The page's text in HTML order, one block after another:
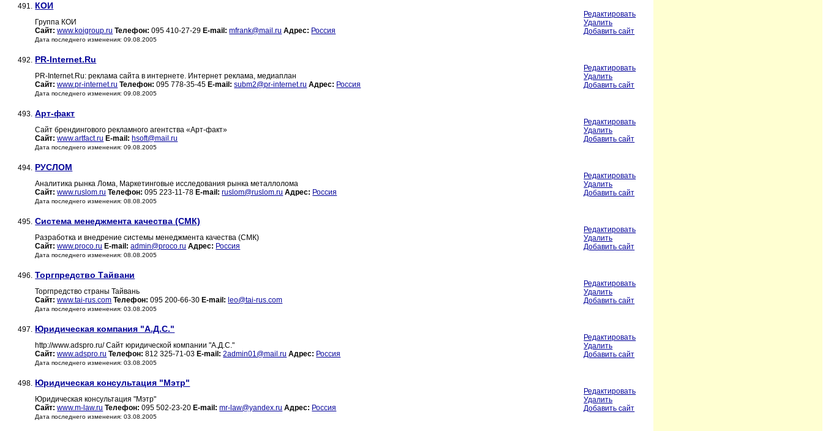
491. КОИ
Группа КОИ
Сайт: www.koigroup.ru Телефон: 095 410-27-29 E-mail: mfrank@mail.ru Адрес: Россия
Дата последнего изменения: 09.08.2005
Редактировать
Удалить
Добавить сайт
492. PR-Internet.Ru
PR-Internet.Ru: реклама сайта в интернете. Интернет реклама, медиаплан
Сайт: www.pr-internet.ru Телефон: 095 778-35-45 E-mail: subm2@pr-internet.ru Адрес: Россия
Дата последнего изменения: 09.08.2005
Редактировать
Удалить
Добавить сайт
493. Арт-факт
Сайт брендингового рекламного агентства «Арт-факт»
Сайт: www.artfact.ru E-mail: hsoft@mail.ru
Дата последнего изменения: 09.08.2005
Редактировать
Удалить
Добавить сайт
494. РУСЛОМ
Аналитика рынка Лома, Маркетинговые исследования рынка металлолома
Сайт: www.ruslom.ru Телефон: 095 223-11-78 E-mail: ruslom@ruslom.ru Адрес: Россия
Дата последнего изменения: 08.08.2005
Редактировать
Удалить
Добавить сайт
495. Система менеджмента качества (СМК)
Разработка и внедрение системы менеджмента качества (СМК)
Сайт: www.proco.ru E-mail: admin@proco.ru Адрес: Россия
Дата последнего изменения: 08.08.2005
Редактировать
Удалить
Добавить сайт
496. Торгпредство Тайвани
Торгпредство страны Тайвань
Сайт: www.tai-rus.com Телефон: 095 200-66-30 E-mail: leo@tai-rus.com
Дата последнего изменения: 03.08.2005
Редактировать
Удалить
Добавить сайт
497. Юридическая компания "А.Д.С."
http://www.adspro.ru/ Сайт юридической компании "А.Д.С."
Сайт: www.adspro.ru Телефон: 812 325-71-03 E-mail: 2admin01@mail.ru Адрес: Россия
Дата последнего изменения: 03.08.2005
Редактировать
Удалить
Добавить сайт
498. Юридическая консультация "Мэтр"
Юридическая консультация "Мэтр"
Сайт: www.m-law.ru Телефон: 095 502-23-20 E-mail: mr-law@yandex.ru Адрес: Россия
Дата последнего изменения: 03.08.2005
Редактировать
Удалить
Добавить сайт